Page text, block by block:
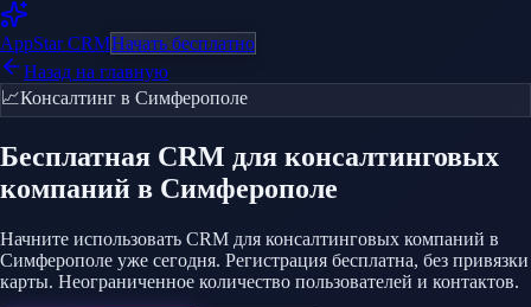
AppStarCRMНачать бесплатно
Назад на главную
📈Консалтинг в Симферополе
Бесплатная CRM для консалтинговых
компаний в Симферополе
Начните использовать CRM для консалтинговых компаний в
Симферополе уже сегодня. Регистрация бесплатна, без привязки
карты. Неограниченное количество пользователей и контактов.